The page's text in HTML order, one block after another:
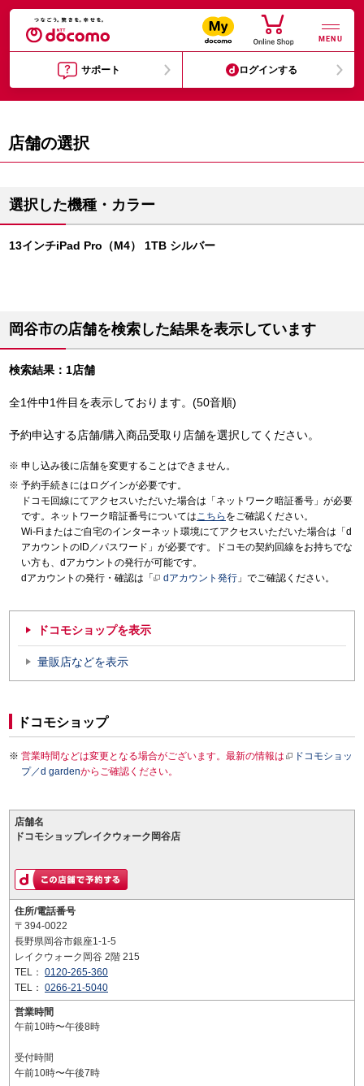
MENU
サポート ログインする
店舗の選択
選択した機種・カラー
13インチiPad Pro（M4） 1TB シルバー
岡谷市の店舗を検索した結果を表示しています
検索結果：1店舗
全1件中1件目を表示しております。(50音順)
予約申込する店舗/購入商品受取り店舗を選択してください。
申し込み後に店舗を変更することはできません。
予約手続きにはログインが必要です。
ドコモ回線にてアクセスいただいた場合は「ネットワーク暗証番号」が必要
です。ネットワーク暗証番号についてはこちら をご確認ください。
Wi-Fiまたはご自宅のインターネット環境にてアクセスいただいた場合は「d
アカウントのID／パスワード」が必要です。ドコモの契約回線をお持ちでな
い方も、dアカウントの発行が可能です。
dアカウントの発行・確認は「
dアカウント発行 」でご確認ください。
ドコモショップを表示
量販店などを表示
ドコモショップ
営業時間などは変更となる場合がございます。最新の情報は
ドコモショッ
プ／d gardenからご確認ください。
店舗名
ドコモショップレイクウォーク岡谷店
住所/電話番号
〒394-0022
長野県岡谷市銀座1-1-5
レイクウォーク岡谷 2階 215
TEL： 0120-265-360
TEL： 0266-21-5040
営業時間
午前10時〜午後8時
受付時間
午前10時〜午後7時